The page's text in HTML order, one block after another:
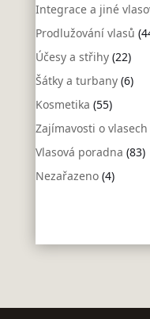
Integrace a jiné
Prodlužování vlasů
Účesy a střihy(22)
Šátky a turbany(6)
Kosmetika (55)
Zajímavosti o vlasech
Vlasová poradna (83)
Nezařazeno(4)